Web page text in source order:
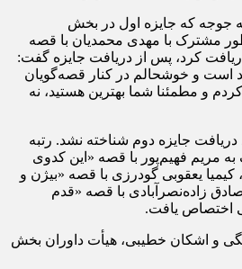
جوجه که جایزه اول در بخش
مشترک با مهدی محمدیان با قصه
کرد، پس از دریافت جایزه گفت:
است و خوشحالم در کنار قصه‌گویان
و مطمئنا شما بهترین هستید، نه
جایزه دوم شناخته نشد. رتبه‌
مریم فهیم‌پور با قصه «این کدوی
یعقوبی گودرزی با قصه «بیژن و
زاده‌نصرآبادی با قصه «قدم
اختصاص یافت.
و اشکان خطیبی، هیأت داوران بخش